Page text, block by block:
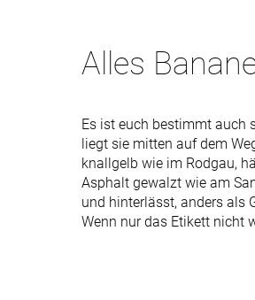
Alles
Es ist euch bestimmt auch
liegt sie mitten auf dem
knallgelb wie im Rodgau,
Asphalt gewalzt wie am
und hinterlässt, anders als
Wenn nur das Etikett nicht